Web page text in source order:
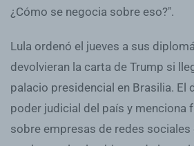
¿Cómo se negocia sobre eso?".
Lula ordenó el jueves a sus
devolvieran la carta de Trump si
palacio presidencial en Brasilia. El
poder judicial del país y menciona
sobre empresas de redes sociales